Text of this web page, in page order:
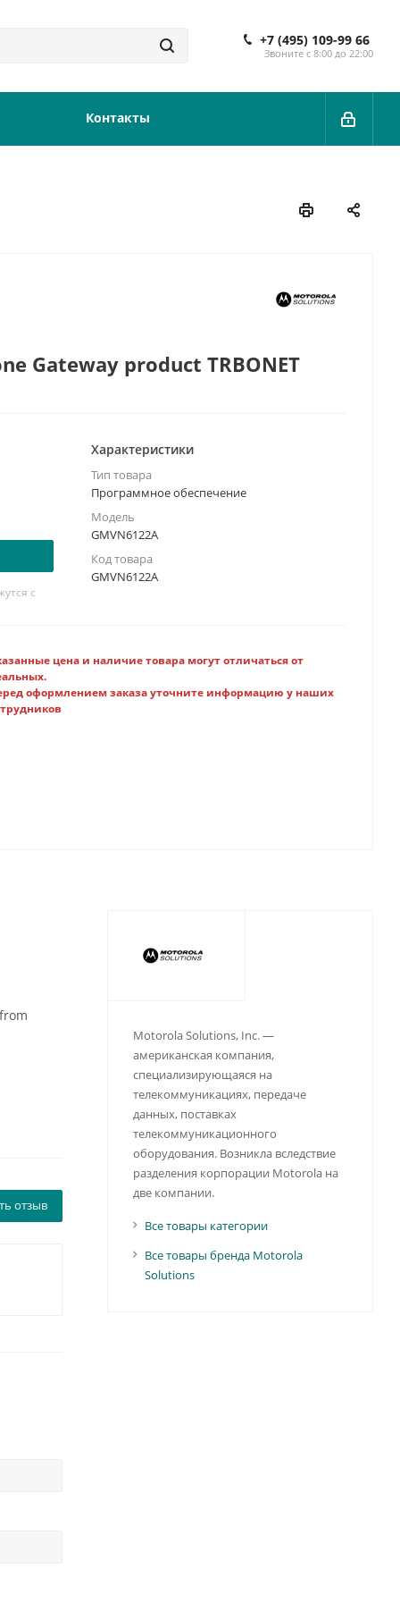
+7 (495) 109-99 66
Звоните с 8:00 до 22:00
Контакты
Gateway product TRBONET
с
Характеристики
Тип товара
Программное обеспечение
Модель
GMVN6122A
Код товара
GMVN6122A
цена и наличие товара могут отличаться от
оформлением заказа уточните информацию у наших
отзыв
Motorola Solutions, Inc. —
американская компания,
специализирующаяся на
телекоммуникациях, передаче
данных, поставках
телекоммуникационного
оборудования. Возникла вследствие
разделения корпорации Motorola на
две компании.
Все товары категории
Все товары бренда Motorola
Solutions